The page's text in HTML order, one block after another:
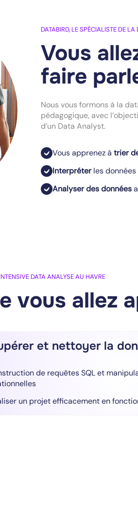
DATABIRD, LE SPÉCIALISTE DE LA
Vous
faire
Nous vous formons à la
pédagogique, avec
d’un Data Analyst.
Vous apprenez à trier
Interpréterles
Analyser des données
DATA ANALYSE AU HAVRE
vous allez
et nettoyer la
de requêtes SQL et
un projet efficacement en